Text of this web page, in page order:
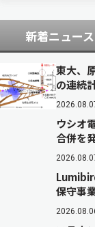
新着ニュース
東大、
の連続
ウシオ
合併を
保守事